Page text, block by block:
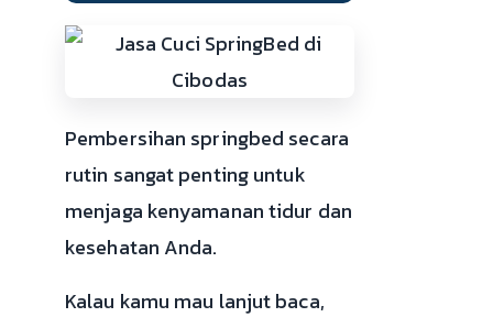
Pembersihan springbed secara
rutin sangat penting untuk
menjaga kenyamanan tidur dan
kesehatan Anda.
Kalau kamu mau lanjut baca,